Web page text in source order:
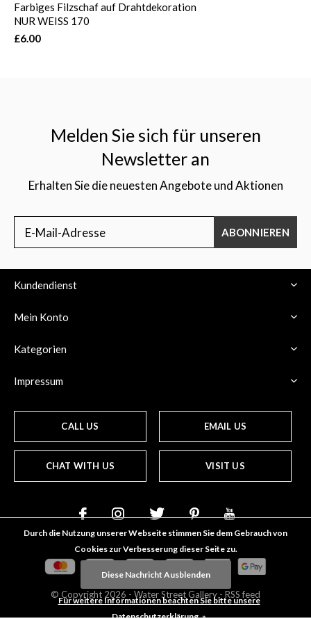
Farbiges Filzschaf auf Drahtdekoration
NUR WEISS 170
£6.00
Melden Sie sich für unseren
Newsletter an
Erhalten Sie die neuesten Angebote und Aktionen
ABONNIEREN
Kundendienst
Mein Konto
Kategorien
Impressum
CALL US EMAIL US
CHAT WITH US VISIT US
© Copyright 2026 - Water Street Gallery- RSS feed
Durch die Nutzung unserer Webseite stimmen Sie dem Gebrauch von
Cookies zur Verbesserung dieser Seite zu.
Diese Nachricht Ausblenden
Für weitere Informationen beachten Sie bitte unsere